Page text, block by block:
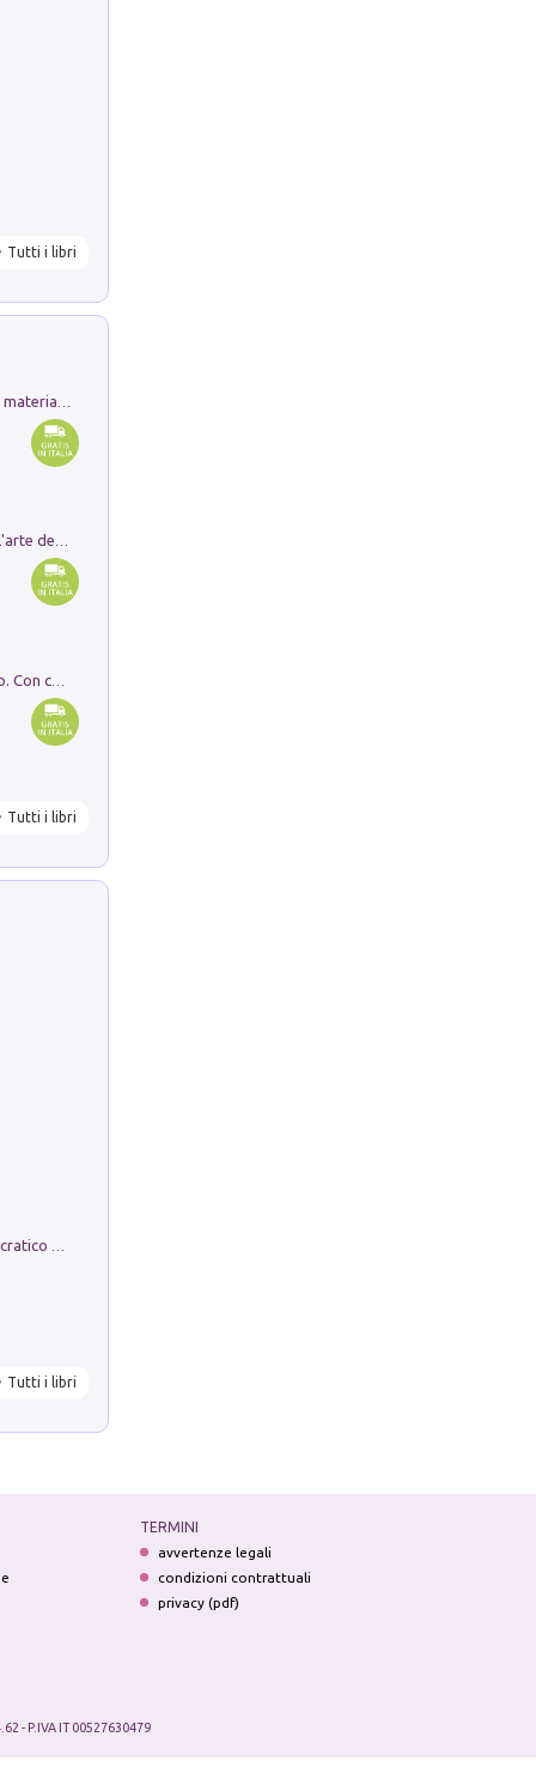
Tutti i libri
Ricerche dei dottorandi in storia dell'arte della Sapienza
Tutti i libri
Tutti i libri
TERMINI
avvertenze legali
condizioni contrattuali
privacy (pdf)
- P.IVA IT 00527630479